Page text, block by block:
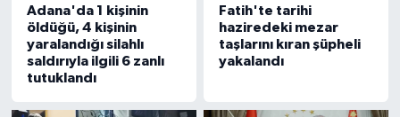
Adana'da 1 kişinin
öldüğü, 4 kişinin
yaralandığı silahlı
saldırıyla ilgili 6 zanlı
tutuklandı
Fatih'te tarihi
haziredeki mezar
taşlarını kıran şüpheli
yakalandı